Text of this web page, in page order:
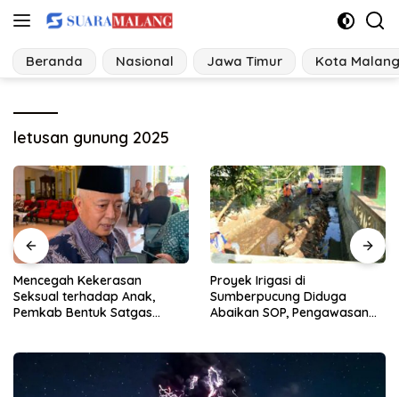
Langsung
konten
Beranda Nasional Jawa Timur Kota Malang
letusan gunung 2025
Proyek Irigasi di
Sumberpucung Diduga
Abaikan SOP, Pengawasan
Ancaman Perubahan
Desa di Jatim Bangun
Tangguh Bencana